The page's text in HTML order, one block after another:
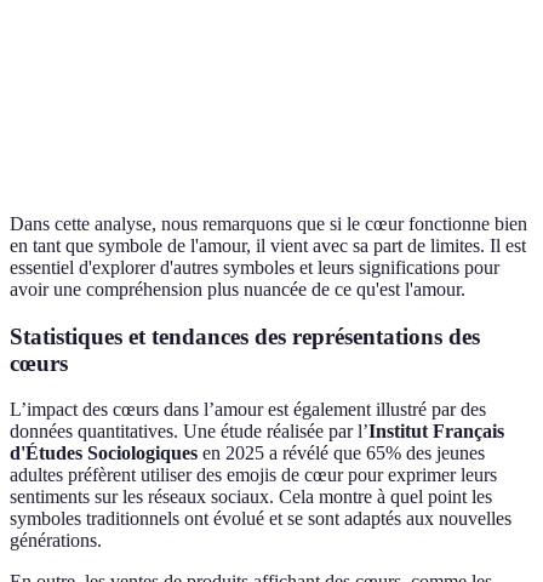
Dans cette analyse, nous remarquons que si le cœur fonctionne bien
en tant que symbole de l'amour, il vient avec sa part de limites. Il est
essentiel d'explorer d'autres symboles et leurs significations pour
avoir une compréhension plus nuancée de ce qu'est l'amour.
Statistiques et tendances des représentations des
cœurs
L’impact des cœurs dans l’amour est également illustré par des
données quantitatives. Une étude réalisée par l’Institut Français
d'Études Sociologiques en 2025 a révélé que 65% des jeunes
adultes préfèrent utiliser des emojis de cœur pour exprimer leurs
sentiments sur les réseaux sociaux. Cela montre à quel point les
symboles traditionnels ont évolué et se sont adaptés aux nouvelles
générations.